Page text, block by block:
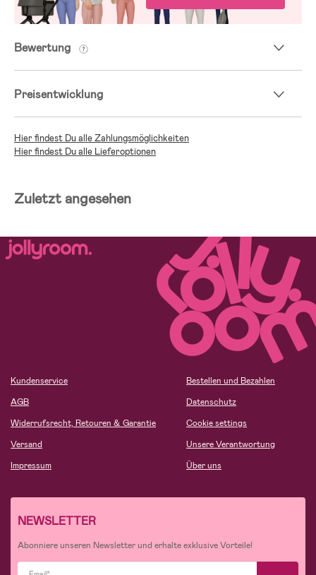
Bewertung
Preisentwicklung
Hier findest Du alle Zahlungsmöglichkeiten
Hier findest Du alle Lieferoptionen
Zuletzt angesehen
Kundenservice
AGB
Widerrufsrecht, Retouren & Garantie
Versand
Impressum
Bestellen und Bezahlen
Datenschutz
Cookie settings
Unsere Verantwortung
Über uns
NEWSLETTER
Abonniere unseren Newsletter und erhalte exklusive Vorteile!